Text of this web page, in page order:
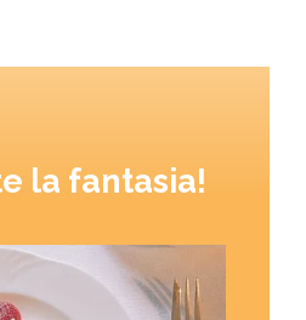
la fantasia!